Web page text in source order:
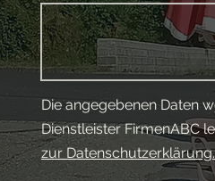
Die angegebenen Daten
Dienstleister FirmenABC
zur Datenschutzerklärung.